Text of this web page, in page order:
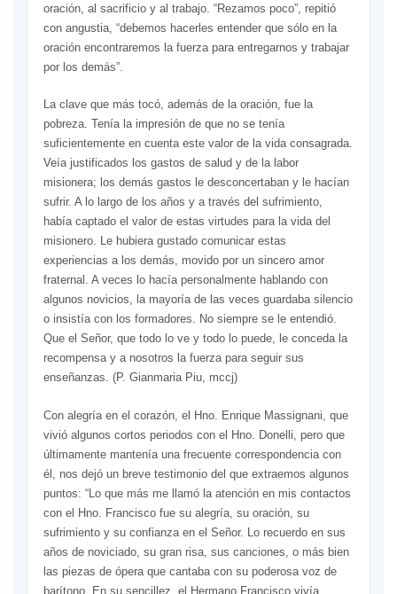
oración, al sacrificio y al trabajo. “Rezamos poco”, repitió
con angustia, “debemos hacerles entender que sólo en la
oración encontraremos la fuerza para entregarnos y trabajar
por los demás”.
La clave que más tocó, además de la oración, fue la
pobreza. Tenía la impresión de que no se tenía
suficientemente en cuenta este valor de la vida consagrada.
Veía justificados los gastos de salud y de la labor
misionera; los demás gastos le desconcertaban y le hacían
sufrir. A lo largo de los años y a través del sufrimiento,
había captado el valor de estas virtudes para la vida del
misionero. Le hubiera gustado comunicar estas
experiencias a los demás, movido por un sincero amor
fraternal. A veces lo hacía personalmente hablando con
algunos novicios, la mayoría de las veces guardaba silencio
o insistía con los formadores. No siempre se le entendió.
Que el Señor, que todo lo ve y todo lo puede, le conceda la
recompensa y a nosotros la fuerza para seguir sus
enseñanzas. (P. Gianmaria Piu, mccj)
Con alegría en el corazón, el Hno. Enrique Massignani, que
vivió algunos cortos periodos con el Hno. Donelli, pero que
últimamente mantenía una frecuente correspondencia con
él, nos dejó un breve testimonio del que extraemos algunos
puntos: “Lo que más me llamó la atención en mis contactos
con el Hno. Francisco fue su alegría, su oración, su
sufrimiento y su confianza en el Señor. Lo recuerdo en sus
años de noviciado, su gran risa, sus canciones, o más bien
las piezas de ópera que cantaba con su poderosa voz de
barítono. En su sencillez, el Hermano Francisco vivía